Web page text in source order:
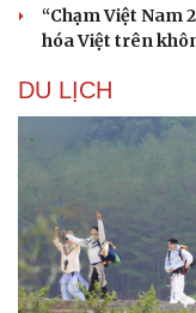
Văn hóa
Sân khấu - Điện ảnh
Văn học
Âm nhạc
Di sản
“Chạm Việt Nam
hóa Việt trên
DU LỊCH